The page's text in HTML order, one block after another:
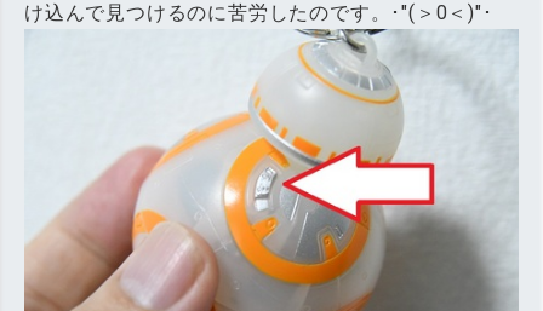
け込んで見つけるのに苦労したのです。･"(＞0＜)"･